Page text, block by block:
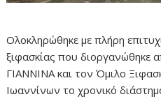
Ολοκληρώθηκε με πλήρη
ξιφασκίας που διοργανώθηκε
ΓΙΑΝΝΙΝΑ και τον Όμιλο
Ιωαννίνων το χρονικό